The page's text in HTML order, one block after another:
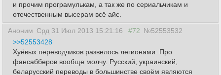
и прочим програмулькам, а так же по сериальчикам и
отечественным высерам всё айс.
Аноним Срд 31 Июл 2013 15:21:16 #72 №52553532
>>52553428
Хуёвых переводчиков развелось легионами. Про
фансабберов вообще молчу. Русский, украинский,
беларусский переводы в большинстве своём являются